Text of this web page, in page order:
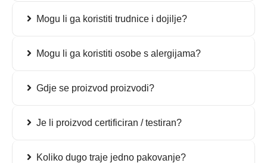
Mogu li ga koristiti trudnice i dojilje?
Mogu li ga koristiti osobe s alergijama?
Gdje se proizvod proizvodi?
Je li proizvod certificiran / testiran?
Koliko dugo traje jedno pakovanje?